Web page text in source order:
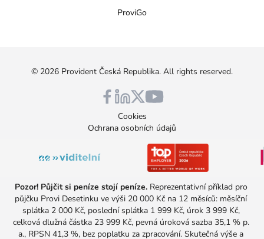
ProviGo
© 2026 Provident Česká Republika. All rights reserved.
Cookies
Ochrana osobních údajů
Pozor! Půjčit si peníze stojí peníze. Reprezentativní příklad pro
půjčku Provi Desetinku ve výši 20 000 Kč na 12 měsíců: měsíční
splátka 2 000 Kč, poslední splátka 1 999 Kč, úrok 3 999 Kč,
celková dlužná částka 23 999 Kč, pevná úroková sazba 35,1 % p.
a., RPSN 41,3 %, bez poplatku za zpracování. Skutečná výše a